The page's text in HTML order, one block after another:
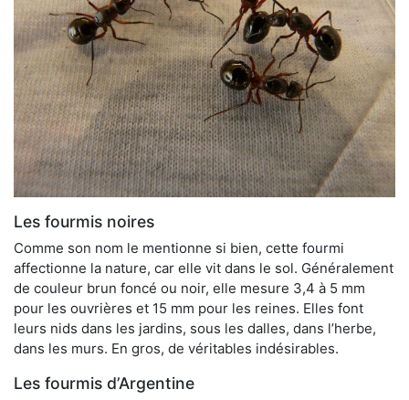
Les fourmis noires
Comme son nom le mentionne si bien, cette fourmi
affectionne la nature, car elle vit dans le sol. Généralement
de couleur brun foncé ou noir, elle mesure 3,4 à 5 mm
pour les ouvrières et 15 mm pour les reines. Elles font
leurs nids dans les jardins, sous les dalles, dans l’herbe,
dans les murs. En gros, de véritables indésirables.
Les fourmis d’Argentine